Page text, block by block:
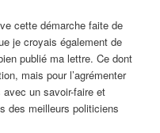
cette démarche faite de
je croyais également de
publié ma lettre. Ce dont
mais pour l’agrémenter
un savoir-faire et
des meilleurs politiciens